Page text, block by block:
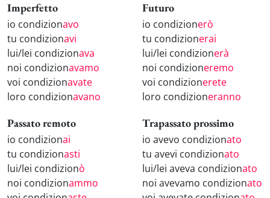
Imperfetto
io condizionavo
tu condizionavi
lui/lei condizionava
noi condizionavamo
voi condizionavate
loro condizionavano
Futuro
io condizionerò
tu condizionerai
lui/lei condizionerà
noi condizioneremo
voi condizionerete
loro condizioneranno
Passato remoto
io condizionai
tu condizionasti
lui/lei condizionò
noi condizionammo
Trapassato prossimo
io avevo condizionato
tu avevi condizionato
lui/lei aveva condizionato
noi avevamo condizionato